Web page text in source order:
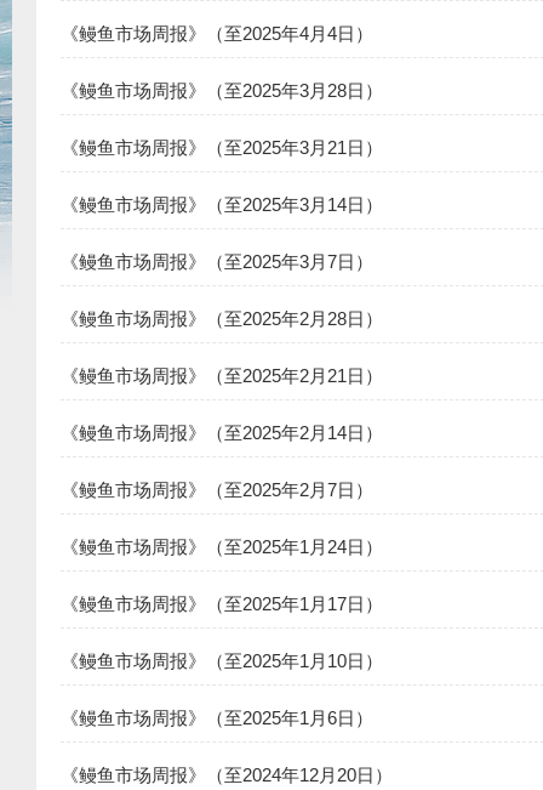
《鳗鱼市场周报》（至2025年4月4日）
《鳗鱼市场周报》（至2025年3月28日）
《鳗鱼市场周报》（至2025年3月21日）
《鳗鱼市场周报》（至2025年3月14日）
《鳗鱼市场周报》（至2025年3月7日）
《鳗鱼市场周报》（至2025年2月28日）
《鳗鱼市场周报》（至2025年2月21日）
《鳗鱼市场周报》（至2025年2月14日）
《鳗鱼市场周报》（至2025年2月7日）
《鳗鱼市场周报》（至2025年1月24日）
《鳗鱼市场周报》（至2025年1月17日）
《鳗鱼市场周报》（至2025年1月10日）
《鳗鱼市场周报》（至2025年1月6日）
《鳗鱼市场周报》（至2024年12月20日）